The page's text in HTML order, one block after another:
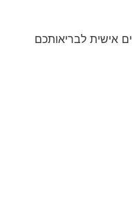
אישית לבריאותכם